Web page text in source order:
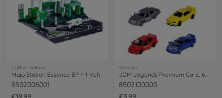
Coffret voiture
Majo Station Essence BP + 1 Veh
8502006001
Voitures
8502100000